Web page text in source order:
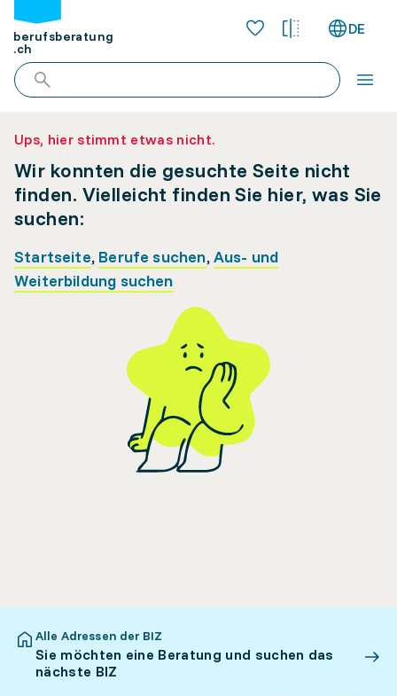
berufsberatung
.ch
DE
Ups, hier stimmt etwas nicht.
Wir konnten die gesuchte Seite nicht
finden. Vielleicht finden Sie hier, was Sie
suchen:
Startseite, Berufe suchen,Aus- und
Weiterbildung suchen
Alle Adressen der BIZ
Sie möchten eine Beratung und suchen das
nächste BIZ